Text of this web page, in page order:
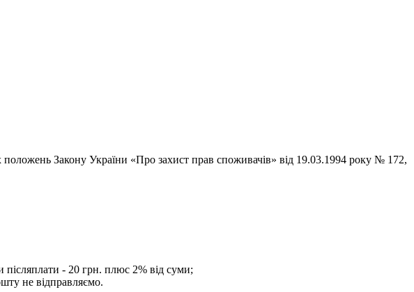
Закону України «Про захист прав споживачів» від 19.03.1994 року № 172,
післяплати - 20 грн. плюс 2% від суми;
не відправляємо.